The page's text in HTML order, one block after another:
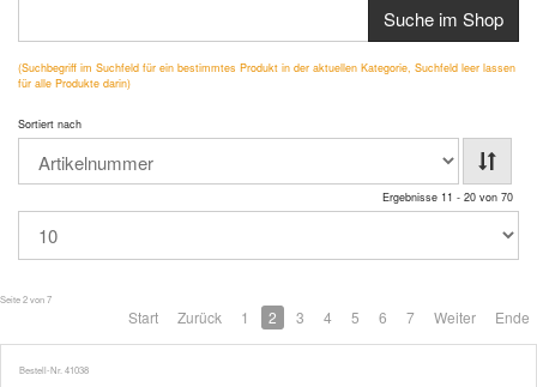
Suche im Shop
(Suchbegriff im Suchfeld für ein bestimmtes Produkt in der aktuellen Kategorie, Suchfeld leer lassen
für alle Produkte darin)
Sortiert nach
Ergebnisse 11 - 20 von 70
Seite 2 von 7
Start Zurück 1 2 3 4 5 6 7 Weiter Ende
Bestell-Nr. 41038